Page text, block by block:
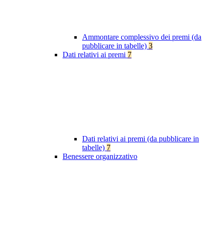
Ammontare complessivo dei premi (da
pubblicare in tabelle) 3
Dati relativi ai premi 7
Dati relativi ai premi (da pubblicare in
tabelle) 7
Benessere organizzativo